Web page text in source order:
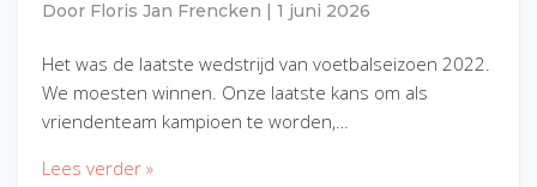
Door Floris Jan Frencken 1 juni 2026
Het was de laatste wedstrijd van voetbalseizoen 2022.
We moesten winnen. Onze laatste kans om als
vriendenteam kampioen te worden,…
Lees verder »